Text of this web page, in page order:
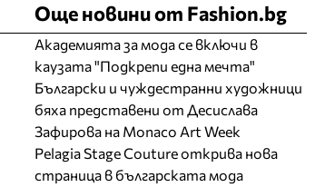
Още новини от Fashion.bg
Академията за мода се включи в
каузата "Подкрепи една мечта"
Български и чуждестранни художници
бяха представени от Десислава
Зафирова на Monaco Art Week
Pelagia Stage Couture открива нова
страница в българската мода